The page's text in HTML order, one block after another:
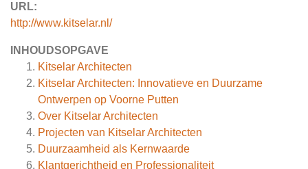
URL:
http://www.kitselar.nl/
INHOUDSOPGAVE
Kitselar Architecten
Kitselar Architecten: Innovatieve en Duurzame
Ontwerpen op Voorne Putten
Over Kitselar Architecten
Projecten van Kitselar Architecten
Duurzaamheid als Kernwaarde
Klantgerichtheid en Professionaliteit